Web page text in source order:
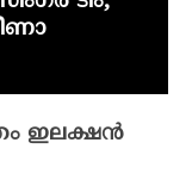
ഇലക്ഷന്‍